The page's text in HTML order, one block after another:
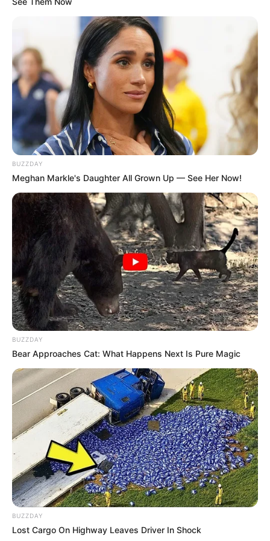
Ia memiliki darah Sunda.
Ia sangat ahli melakukan trik sulap dan teleportasi.
Ia bisa berbicara dengan bahasa Ibrani.
Banyak yang memujinya karena memiliki wajah bak anak
kecil.
Makanan favoritnya adalah kebab.
Dirinya pernah masuk di media China di tahun 2023.
Zodiaknya adalah capricorn.
Baca juga:Biodata, Profil, dan Fakta Emyrrazan Hamid
Quotes
–
FAQ
Siapa Heriss Skuyy
Dia adalah YouTuber kelahiran Bandung, Indonesia.
Siapa nama asli Heriss Skuyy?
Nama aslinya adalah Herissyandhi Dirgantara.
Apa yang membuat Heriss Skuyymenjadi terkenal?
Dia terkenal karena membuat konten YouTuber berupa prank.
Heriss Skuyy asalnya dari mana?
Dia berasal dari Bandung, Indonesia.
Kapan iamerayakan ulang tahunnya?
Dia merayakannya pada tanggal 8 Januari.
Apa agamanya?
BUZZDAY
Meghan Markle's Daughter All Grown Up — See Her Now!
BUZZDAY
Bear Approaches Cat: What Happens Next Is Pure Magic
BUZZDAY
Lost Cargo On Highway Leaves Driver In Shock